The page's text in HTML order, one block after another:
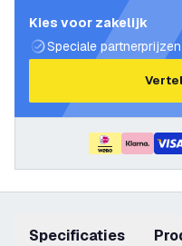
Kies voor zakelijk
Speciale partnerprijzen
Specificaties